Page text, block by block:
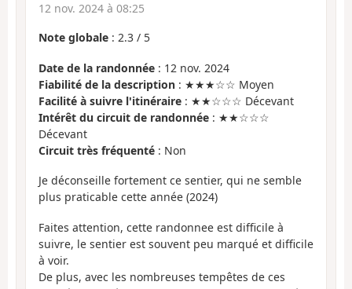
12 nov. 2024 à 08:25
Note globale : 2.3 / 5
Date de la randonnée : 12 nov. 2024
Fiabilité de la description : ★★★☆☆ Moyen
Facilité à suivre l'itinéraire : ★★☆☆☆ Décevant
Intérêt du circuit de randonnée : ★★☆☆☆
Décevant
Circuit très fréquenté : Non
Je déconseille fortement ce sentier, qui ne semble
plus praticable cette année (2024)
Faites attention, cette randonnee est difficile à
suivre, le sentier est souvent peu marqué et difficile
à voir.
De plus, avec les nombreuses tempêtes de ces